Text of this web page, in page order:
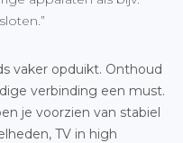
vaker opduikt. Onthoud
verbinding een must.
je voorzien van stabiel
TV in high